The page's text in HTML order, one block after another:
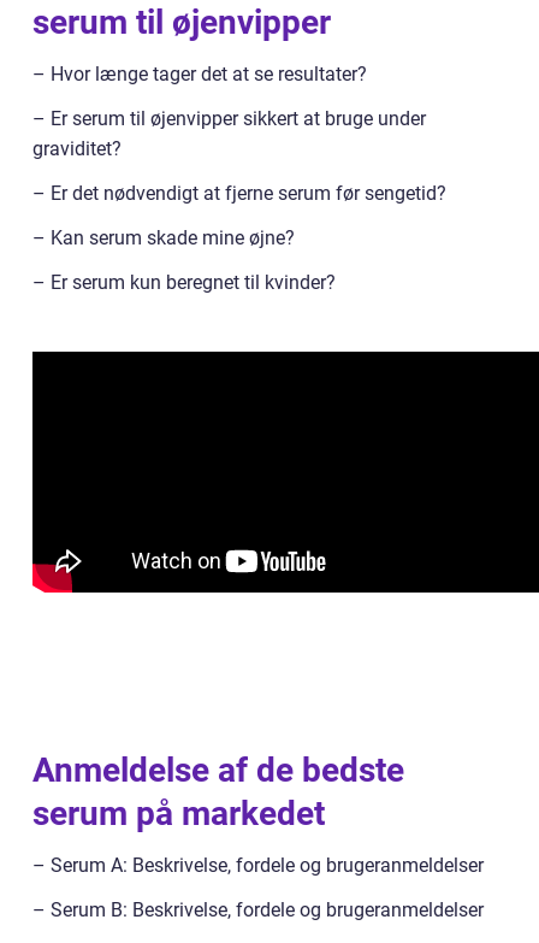
serum til øjenvipper
– Hvor længe tager det at se resultater?
– Er serum til øjenvipper sikkert at bruge under
graviditet?
– Er det nødvendigt at fjerne serum før sengetid?
– Kan serum skade mine øjne?
– Er serum kun beregnet til kvinder?
Anmeldelse af de bedste
serum på markedet
– Serum A: Beskrivelse, fordele og brugeranmeldelser
– Serum B: Beskrivelse, fordele og brugeranmeldelser